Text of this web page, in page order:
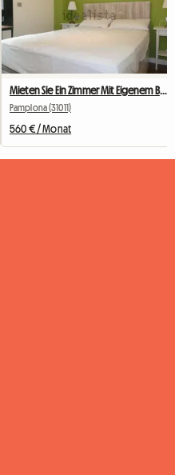
Mieten Sie Ein Zimmer Mit Eigenem Bad Und Ankleidezimmer
Pamplona (31011)
560 € / Monat